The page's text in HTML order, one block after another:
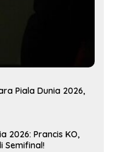
Piala Dunia 2026,
2026: Prancis KO,
Semifinal!